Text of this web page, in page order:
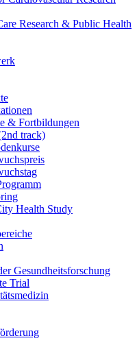
Research & Public Health
& Fortbildungen
track)
Health Study
Gesundheitsforschung
Trial